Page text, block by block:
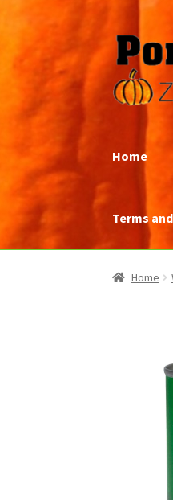
Ga
door
naar
navigatie
Ga
naar
de
inhoud
Home
Terms
Home